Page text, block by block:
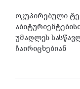
ოკუპირებული
უმაღლეს
ჩაირიცხებიან